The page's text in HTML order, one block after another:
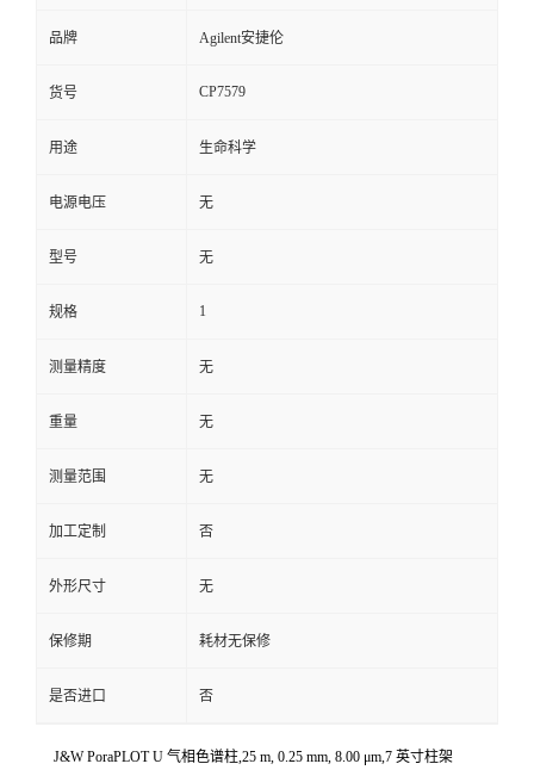
品牌 Agilent安捷伦
货号 CP7579
用途 生命科学
电源电压 无
型号 无
规格 1
测量精度 无
重量 无
测量范围 无
加工定制 否
外形尺寸 无
保修期 耗材无保修
是否进口 否
J&W PoraPLOT U 气相色谱柱,25 m, 0.25 mm, 8.00 μm,7 英寸柱架